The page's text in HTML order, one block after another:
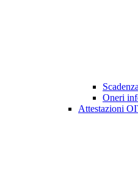
Oneri
Attestazioni